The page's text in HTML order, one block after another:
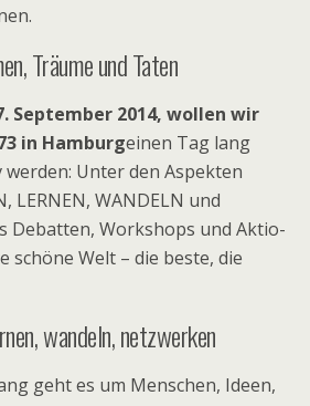
Träume und Taten
Sep­tem­ber 2014, wol­len wir
in Ham­burgeinen Tag lang
Unter den Aspek­ten
LERNEN, WANDELN und
Debat­ten, Work­shops und Aktio­
schöne Welt – die beste, die
wan­deln, netzwerken
geht es um Men­schen, Ideen,